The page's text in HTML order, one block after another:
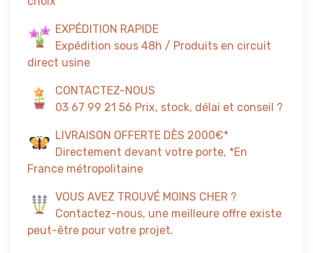
EXPÉDITION RAPIDE
Expédition sous 48h / Produits en circuit
direct usine
CONTACTEZ-NOUS
03 67 99 21 56 Prix, stock, délai et conseil ?
LIVRAISON OFFERTE DÈS 2000€*
Directement devant votre porte, *En
France métropolitaine
VOUS AVEZ TROUVÉ MOINS CHER ?
Contactez-nous, une meilleure offre existe
peut-être pour votre projet.